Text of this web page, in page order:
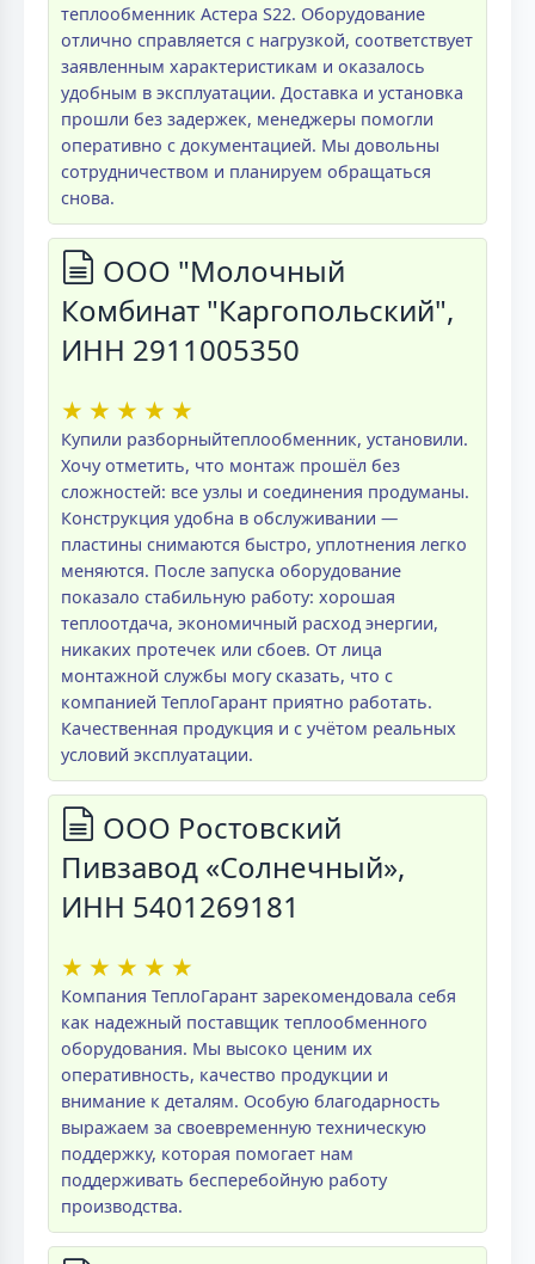
теплообменник Астера S22. Оборудование
отлично справляется с нагрузкой, соответствует
заявленным характеристикам и оказалось
удобным в эксплуатации. Доставка и установка
прошли без задержек, менеджеры помогли
оперативно с документацией. Мы довольны
сотрудничеством и планируем обращаться
снова.
ООО "Молочный
Комбинат "Каргопольский",
ИНН 2911005350
★ ★ ★ ★ ★
Купили разборныйтеплообменник, установили.
Хочу отметить, что монтаж прошёл без
сложностей: все узлы и соединения продуманы.
Конструкция удобна в обслуживании —
пластины снимаются быстро, уплотнения легко
меняются. После запуска оборудование
показало стабильную работу: хорошая
теплоотдача, экономичный расход энергии,
никаких протечек или сбоев. От лица
монтажной службы могу сказать, что с
компанией ТеплоГарант приятно работать.
Качественная продукция и с учётом реальных
условий эксплуатации.
ООО Ростовский
Пивзавод «Солнечный»,
ИНН 5401269181
★ ★ ★ ★ ★
Компания ТеплоГарант зарекомендовала себя
как надежный поставщик теплообменного
оборудования. Мы высоко ценим их
оперативность, качество продукции и
внимание к деталям. Особую благодарность
выражаем за своевременную техническую
поддержку, которая помогает нам
поддерживать бесперебойную работу
производства.